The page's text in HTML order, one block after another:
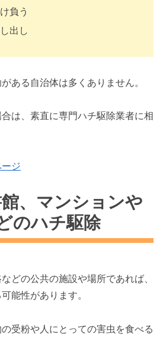
負う
出し
ある自治体は多くありません。
は、素直に専門ハチ駆除業者に相
ジ
、マンションや
のハチ駆除
どの公共の施設や場所であれば、
能性があります。
受粉や人にとっての害虫を食べる